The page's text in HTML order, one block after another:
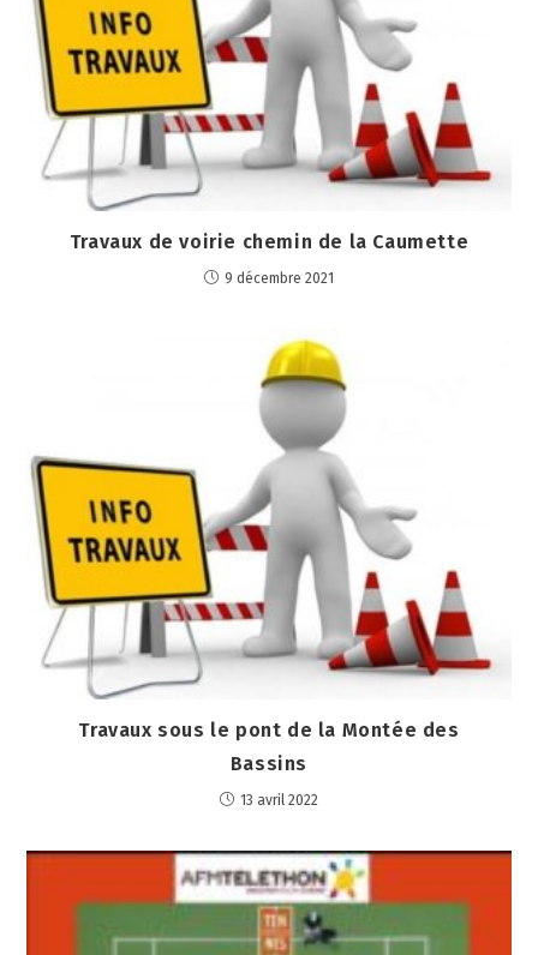
Travaux de voirie chemin de la Caumette
9 décembre 2021
Travaux sous le pont de la Montée des
Bassins
13 avril 2022